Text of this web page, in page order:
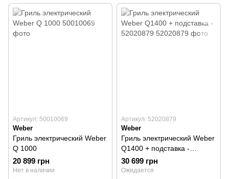
Артикул: 50010069
Weber
Гриль электрический Weber
Q 1000
20 899 грн
Нет в наличии
Артикул: 52020879
Weber
Гриль электрический Weber
Q1400 + подставка -
52020879
30 699 грн
Ожидается